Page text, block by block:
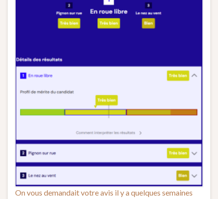
On vous demandait votre avis il y a quelques semaines